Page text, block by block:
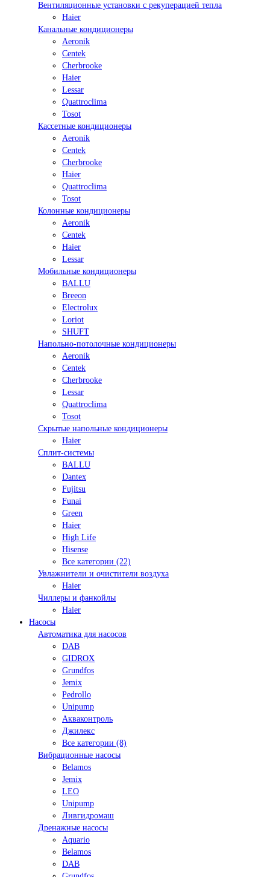
Вентиляционные установки с рекуперацией тепла
Haier
Канальные кондиционеры
Aeronik
Centek
Cherbrooke
Haier
Lessar
Quattroclima
Tosot
Кассетные кондиционеры
Aeronik
Centek
Cherbrooke
Haier
Quattroclima
Tosot
Колонные кондиционеры
Aeronik
Centek
Haier
Lessar
Мобильные кондиционеры
BALLU
Breeon
Electrolux
Loriot
SHUFT
Напольно-потолочные кондиционеры
Aeronik
Centek
Cherbrooke
Lessar
Quattroclima
Tosot
Скрытые напольные кондиционеры
Haier
Сплит-системы
BALLU
Dantex
Fujitsu
Funai
Green
Haier
High Life
Hisense
Все категории (22)
Увлажнители и очистители воздуха
Haier
Чиллеры и фанкойлы
Haier
Насосы
Автоматика для насосов
DAB
GIDROX
Grundfos
Jemix
Pedrollo
Unipump
Акваконтроль
Джилекс
Все категории (8)
Вибрационные насосы
Belamos
Jemix
LEO
Unipump
Ливгидромаш
Дренажные насосы
Aquario
Belamos
DAB